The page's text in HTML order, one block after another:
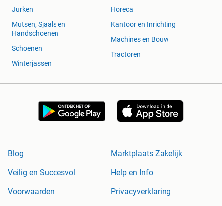
Jurken
Mutsen, Sjaals en
Handschoenen
Schoenen
Winterjassen
Horeca
Kantoor en Inrichting
Machines en Bouw
Tractoren
Blog
Marktplaats Zakelijk
Veilig en Succesvol
Help en Info
Voorwaarden
Privacyverklaring